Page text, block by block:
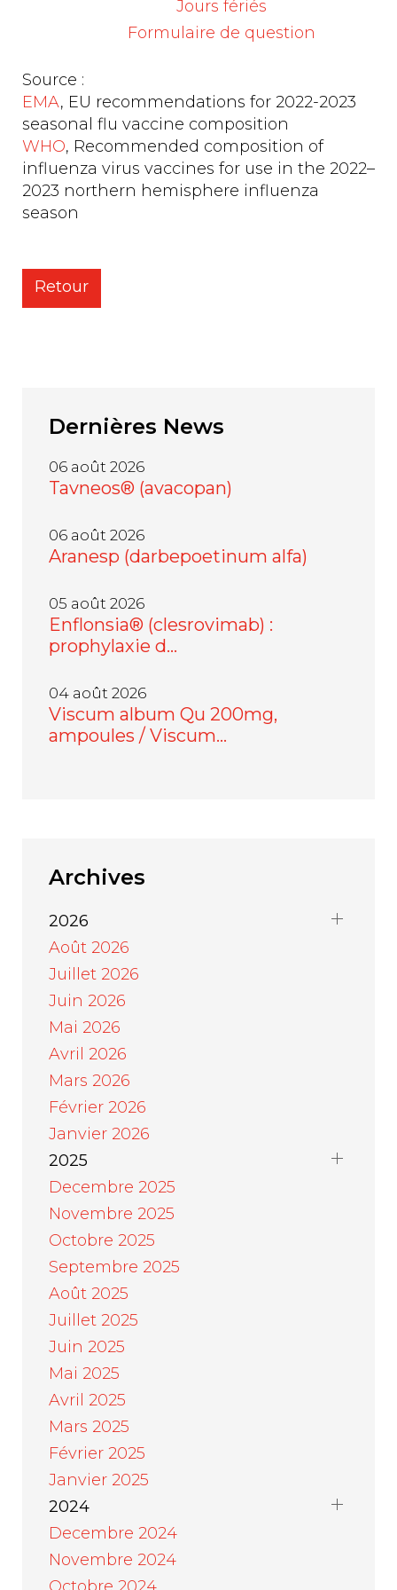
Jours fériés
Formulaire de question
B/Phuket/3073/2013 (B/Yamagata lineage)-
Source :
EMA, EU recommendations for 2022-2023
seasonal flu vaccine composition
WHO, Recommended composition of
influenza virus vaccines for use in the 2022–
2023 northern hemisphere influenza
season
Retour
Dernières News
06 août 2026
Tavneos® (avacopan)
06 août 2026
Aranesp (darbepoetinum alfa)
05 août 2026
Enflonsia® (clesrovimab) :
prophylaxie d…
04 août 2026
Viscum album Qu 200mg,
ampoules / Viscum…
Archives
2026
Août 2026
Juillet 2026
Juin 2026
Mai 2026
Avril 2026
Mars 2026
Février 2026
Janvier 2026
2025
Decembre 2025
Novembre 2025
Octobre 2025
Septembre 2025
Août 2025
Juillet 2025
Juin 2025
Mai 2025
Avril 2025
Mars 2025
Février 2025
Janvier 2025
2024
Decembre 2024
Novembre 2024